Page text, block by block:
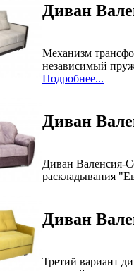
Диван
Механизм
независимый
Подробнее...
Диван
Диван Валенсия-
раскладывания
Диван
Третий вариант